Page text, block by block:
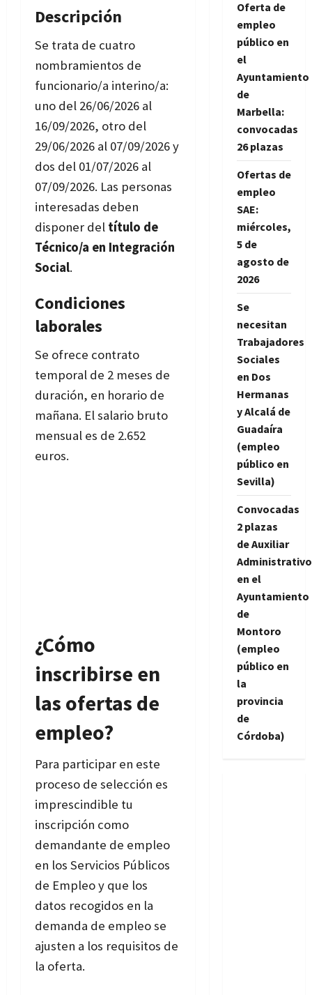
Descripción
Se trata de cuatro
nombramientos de
funcionario/a interino/a:
uno del 26/06/2026 al
16/09/2026, otro del
29/06/2026 al 07/09/2026 y
dos del 01/07/2026 al
07/09/2026. Las personas
interesadas deben
disponer del título de
Técnico/a en Integración
Social.
Condiciones
laborales
Se ofrece contrato
temporal de 2 meses de
duración, en horario de
mañana. El salario bruto
mensual es de 2.652
euros.
¿Cómo
inscribirse en
las ofertas de
empleo?
Para participar en este
proceso de selección es
imprescindible tu
inscripción como
demandante de empleo
en los Servicios Públicos
de Empleo y que los
datos recogidos en la
demanda de empleo se
ajusten a los requisitos de
la oferta.
Oferta de
empleo
público en
el
Ayuntamiento
de
Marbella:
convocadas
26 plazas
Ofertas de
empleo
SAE:
miércoles,
5 de
agosto de
2026
Se
necesitan
Trabajadores
Sociales
en Dos
Hermanas
y Alcalá de
Guadaíra
(empleo
público en
Sevilla)
Convocadas
2 plazas
de Auxiliar
en el
Ayuntamiento
de
Montoro
(empleo
público en
la
provincia
de
Córdoba)